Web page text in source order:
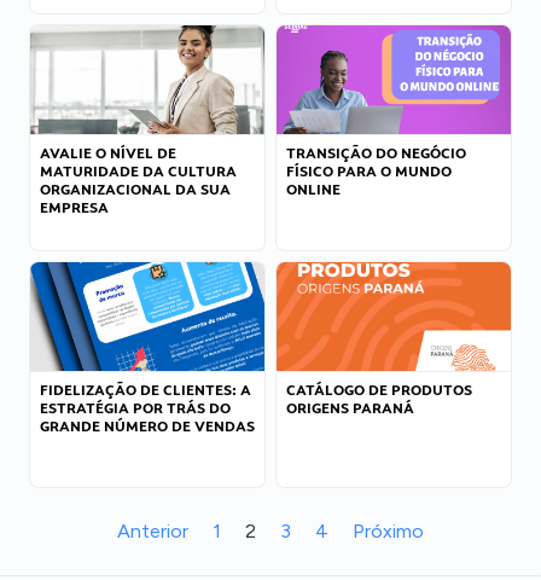
AVALIE O NÍVEL DE
MATURIDADE DA CULTURA
ORGANIZACIONAL DA SUA
EMPRESA
TRANSIÇÃO DO NEGÓCIO
FÍSICO PARA O MUNDO
ONLINE
FIDELIZAÇÃO DE CLIENTES: A
ESTRATÉGIA POR TRÁS DO
GRANDE NÚMERO DE VENDAS
CATÁLOGO DE PRODUTOS
ORIGENS PARANÁ
Anterior 1 2 3 4 Próximo